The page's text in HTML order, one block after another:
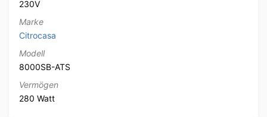
230V
Marke
Citrocasa
Modell
8000SB-ATS
Vermögen
280 Watt